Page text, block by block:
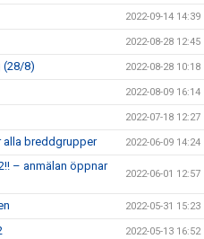
2022-09-14 14:39
2022-08-28 12:45
(28/8) 2022-08-28 10:18
2022-08-09 16:14
2022-07-18 12:27
alla breddgrupper 2022-06-09 14:24
– anmälan öppnar
2022-06-01 12:57
2022-05-31 15:23
2022-05-13 16:52